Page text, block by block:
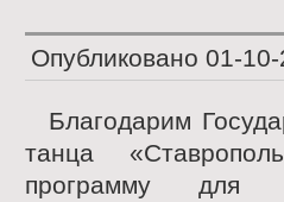
Опубликовано 01-
Благодарим
танца
программу для